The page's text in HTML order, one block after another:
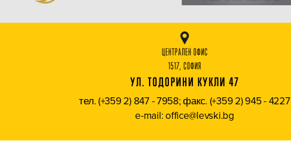
ЦЕНТРАЛЕН ОФИС
1517, СОФИЯ
УЛ. ТОДОРИНИ КУКЛИ 47
тел. (+359 2) 847 - 7958; факс. (+359 2) 945 - 4227
e-mail: office@levski.bg